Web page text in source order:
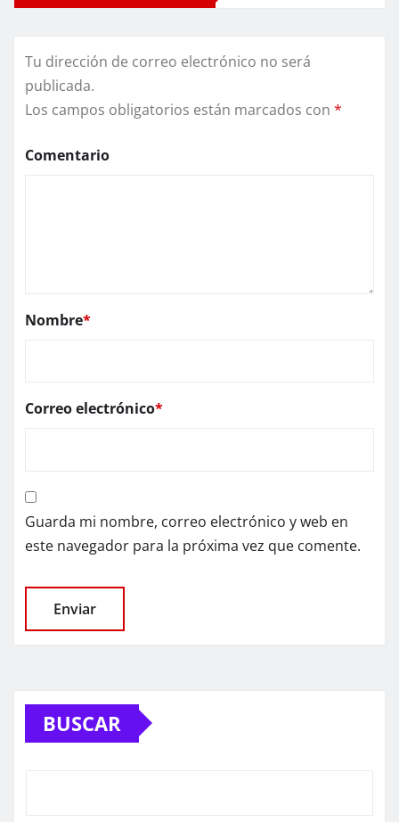
Tu dirección de correo electrónico no será
publicada.
Los campos obligatorios están marcados con *
Comentario
Nombre*
Correo electrónico*
Guarda mi nombre, correo electrónico y web en
este navegador para la próxima vez que comente.
BUSCAR